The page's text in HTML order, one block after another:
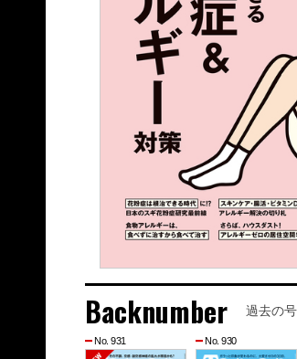
Backnumber 過去の
No. 931 No. 930